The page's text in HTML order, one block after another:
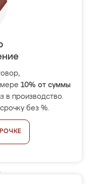
10% от суммы
в производство.
без %.